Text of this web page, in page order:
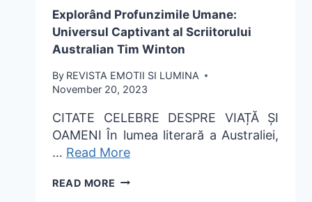
Explorând Profunzimile Umane:
Universul Captivant al Scriitorului
Australian Tim Winton
By REVISTA EMOTII SI LUMINA
November 20, 2023
CITATE CELEBRE DESPRE VIAȚĂ ȘI
OAMENI În lumea literară a Australiei,
… Read More
READ MORE EXPLORÂND